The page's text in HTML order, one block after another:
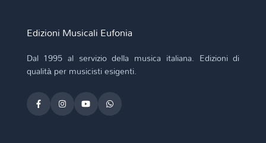
Edizioni Musicali Eufonia
Dal 1995 al servizio della musica italiana. Edizioni di
qualità per musicisti esigenti.